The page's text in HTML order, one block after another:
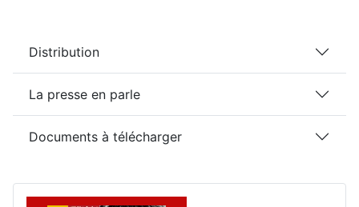
Distribution
La presse en parle
Documents à télécharger